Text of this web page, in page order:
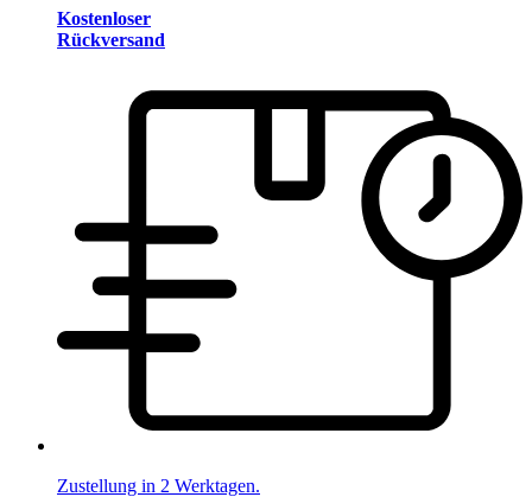
Kostenloser
Rückversand
Zustellung in 2 Werktagen.